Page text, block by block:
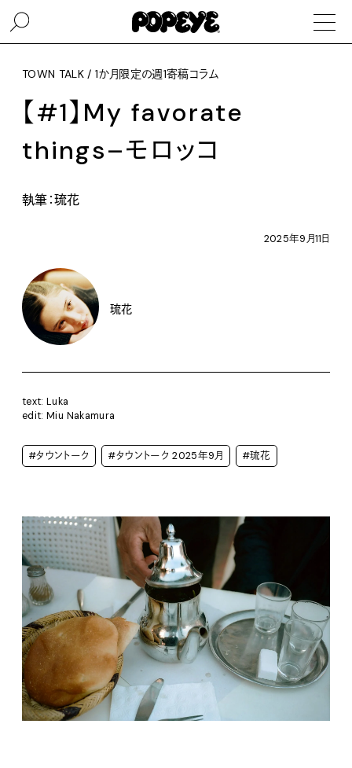
TOWN TALK / 1か月限定の週1寄稿コラム
【#1】My favorate
things–モロッコ
執筆：琉花
2025年9月11日
琉花
text: Luka
edit: Miu Nakamura
#タウントーク #タウントーク 2025年9月 #琉花